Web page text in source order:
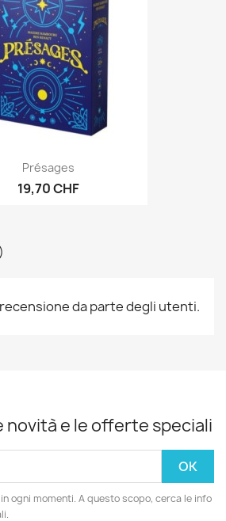
Présages
19,70 CHF
da parte degli utenti.
novità e le offerte speciali
ogni momenti. A questo scopo, cerca le info